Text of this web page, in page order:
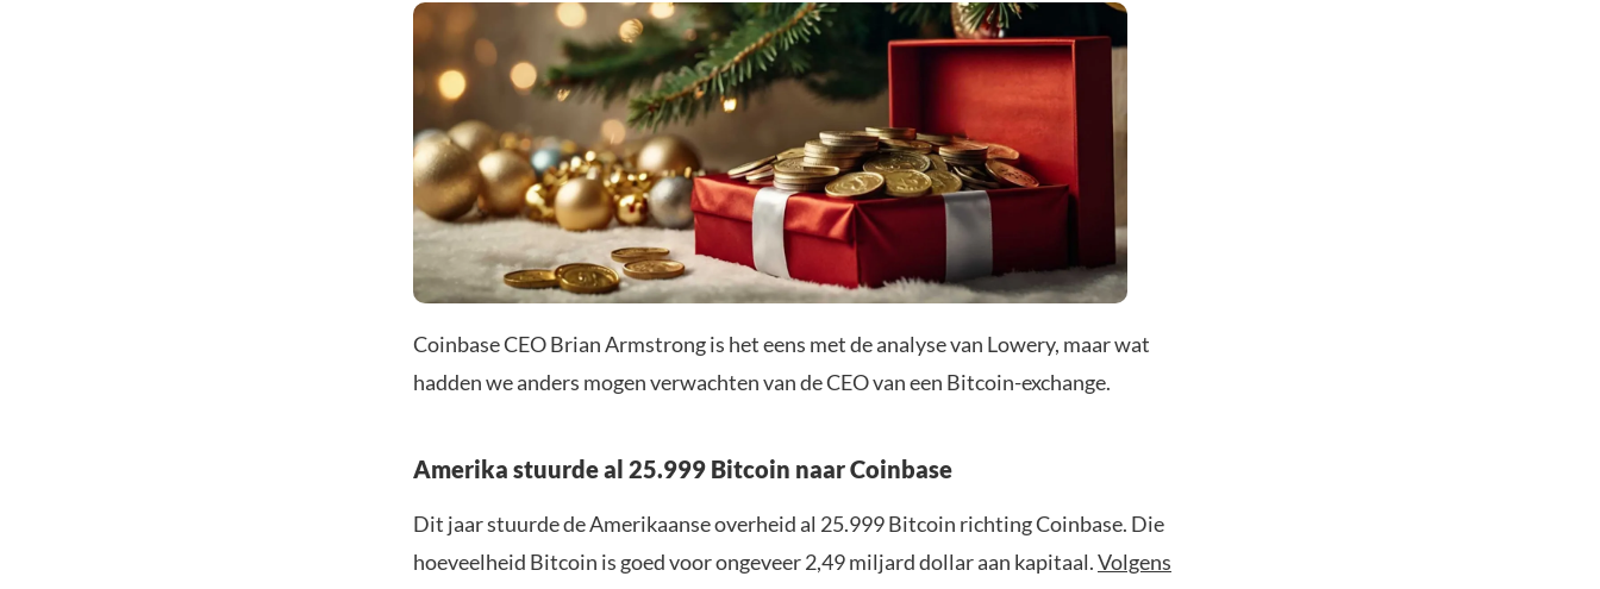
Coinbase CEO Brian Armstrong is het eens met de analyse van Lowery, maar wat
hadden we anders mogen verwachten van de CEO van een Bitcoin-exchange.
Amerika stuurde al 25.999 Bitcoin naar Coinbase
Dit jaar stuurde de Amerikaanse overheid al 25.999 Bitcoin richting Coinbase. Die
hoeveelheid Bitcoin is goed voor ongeveer 2,49 miljard dollar aan kapitaal.Volgens